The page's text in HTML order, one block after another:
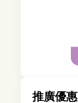
推廣優惠